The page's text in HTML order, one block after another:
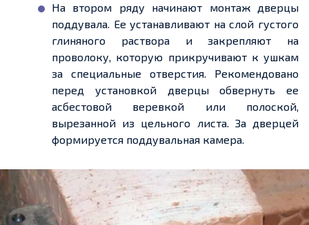
На втором ряду начинают монтаж дверцы
поддувала. Ее устанавливают на слой густого
глиняного раствора и закрепляют на
проволоку, которую прикручивают к ушкам
за специальные отверстия. Рекомендовано
перед установкой дверцы обвернуть ее
асбестовой веревкой или полоской,
вырезанной из цельного листа. За дверцей
формируется поддувальная камера.